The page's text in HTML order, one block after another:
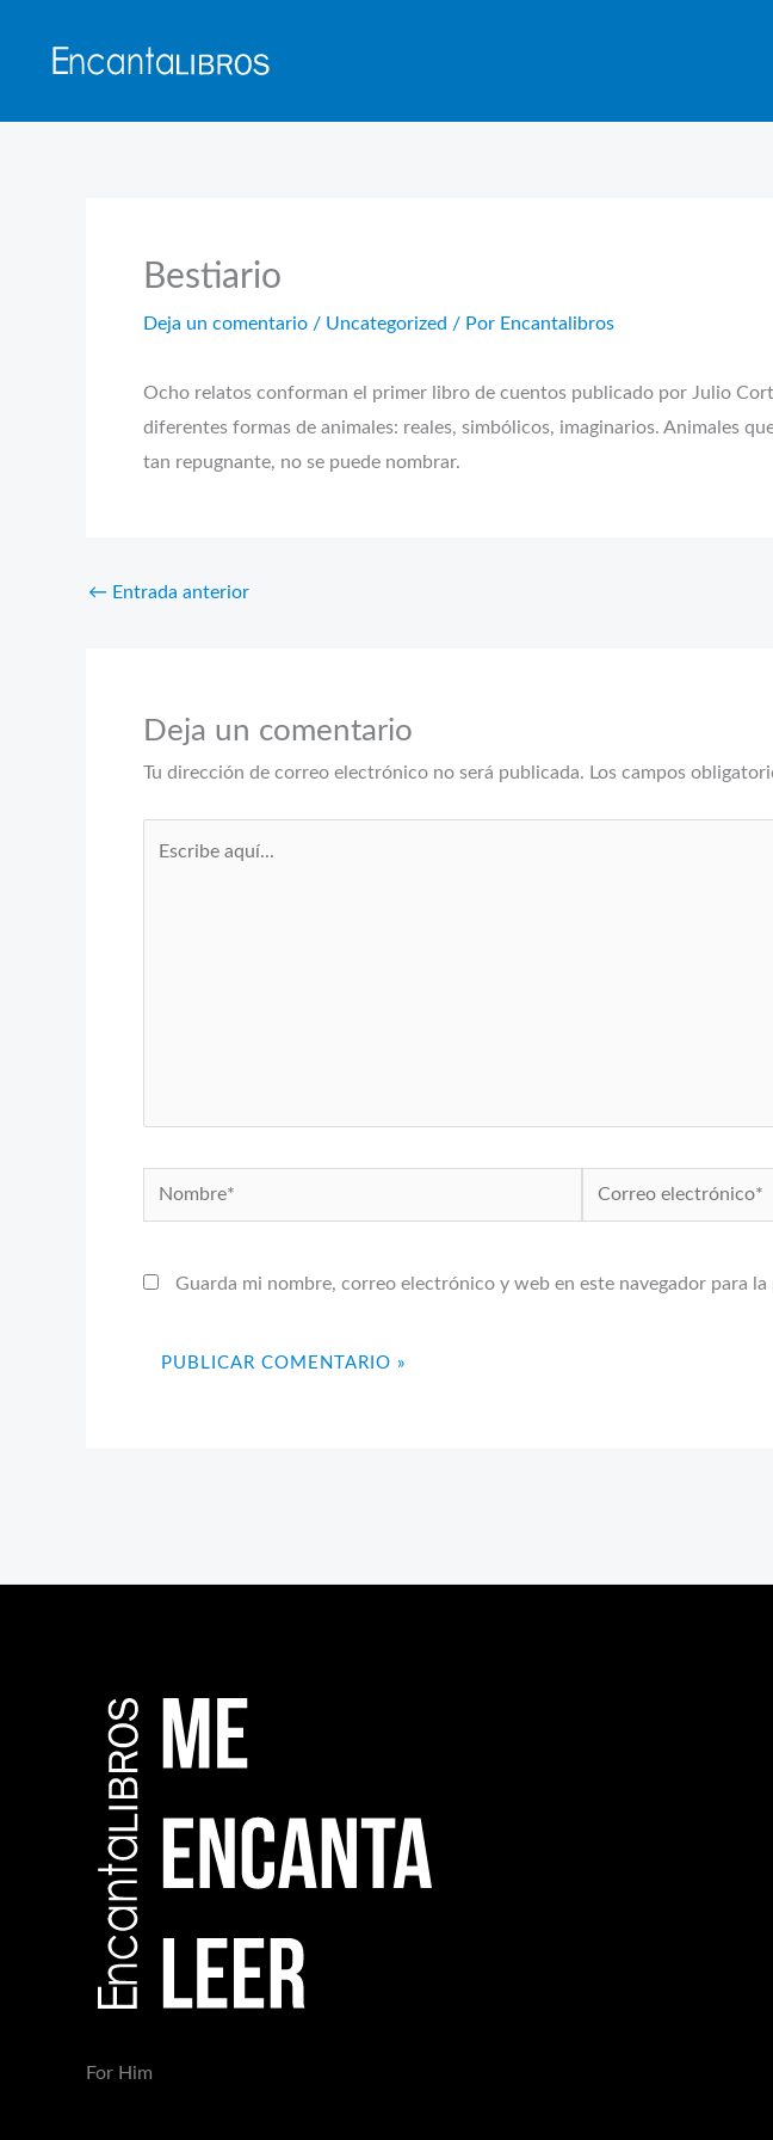
Bestiario
Deja un comentario / Uncategorized / Por Encantalibros
Ocho relatos conforman el primer libro de cuentos publicado por Julio
diferentes formas de animales: reales, simbólicos, imaginarios. Animales
tan repugnante, no se puede nombrar.
← Entrada anterior
Deja un comentario
Tu dirección de correo electrónico no será publicada. Los campos
Nombre*
Correo
electrónico*
Guarda mi nombre, correo electrónico y web en este navegador para
For Him